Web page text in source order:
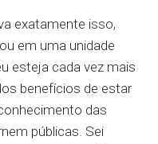
exatamente isso,
em uma unidade
esteja cada vez mais
benefícios de estar
das
públicas. Sei